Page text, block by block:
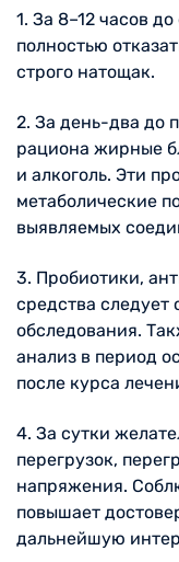
1. За 8–12 часов
полностью
строго натощак.
2. За день-два до
рациона жирные
и алкоголь. Эти
метаболические
выявляемых
3. Пробиотики,
средства следует
обследования.
анализ в период
после курса
4. За сутки
перегрузок,
напряжения.
повышает
дальнейшую